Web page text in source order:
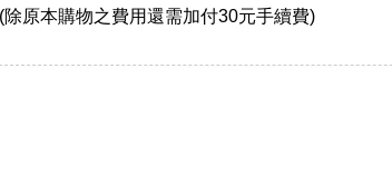
(除原本購物之費用還需加付30元手續費)